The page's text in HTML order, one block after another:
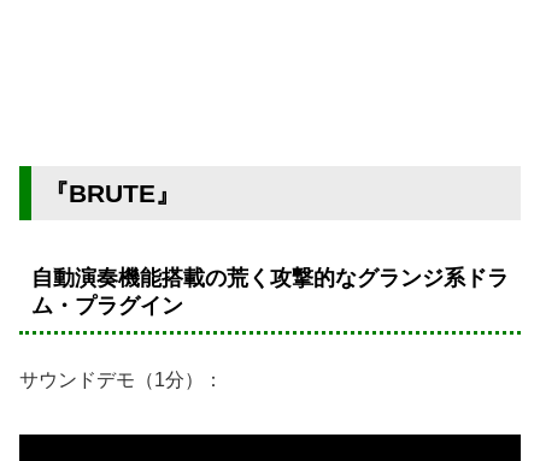
『BRUTE』
自動演奏機能搭載の荒く攻撃的なグランジ系ドラ
ム・プラグイン
サウンドデモ（1分）：